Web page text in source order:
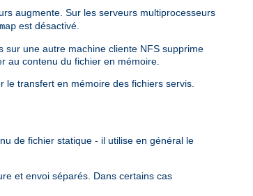
augmente. Sur les serveurs multiprocesseurs
est désactivé.
sur une autre machine cliente NFS supprime
au contenu du fichier en mémoire.
le transfert en mémoire des fichiers servis.
de fichier statique - il utilise en général le
et envoi séparés. Dans certains cas